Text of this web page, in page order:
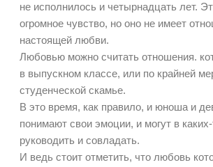
не исполнилось и четырнадцать лет.
огромное чувство, но оно не имеет
настоящей любви.
Любовью можно считать отношения.
в выпускном классе, или по крайней
студенческой скамье.
В это время, как правило, и юноша и
понимают свои эмоции, и могут в
руководить и совладать.
И ведь стоит отметить, что любовь